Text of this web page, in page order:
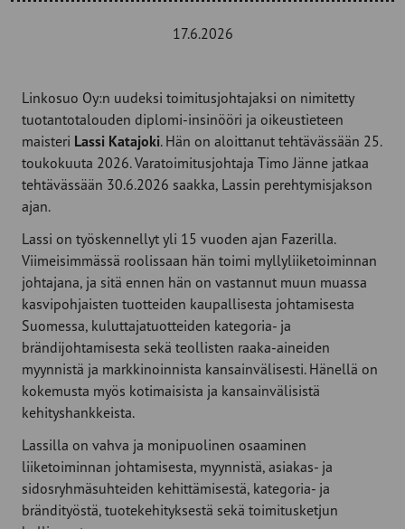
17.6.2026
Linkosuo Oy:n uudeksi toimitusjohtajaksi on nimitetty
tuotantotalouden diplomi-insinööri ja oikeustieteen
maisteri Lassi Katajoki. Hän on aloittanut tehtävässään 25.
toukokuuta 2026. Varatoimitusjohtaja Timo Jänne jatkaa
tehtävässään 30.6.2026 saakka, Lassin perehtymisjakson
ajan.
Lassi on työskennellyt yli 15 vuoden ajan Fazerilla.
Viimeisimmässä roolissaan hän toimi myllyliiketoiminnan
johtajana, ja sitä ennen hän on vastannut muun muassa
kasvipohjaisten tuotteiden kaupallisesta johtamisesta
Suomessa, kuluttajatuotteiden kategoria- ja
brändijohtamisesta sekä teollisten raaka-aineiden
myynnistä ja markkinoinnista kansainvälisesti. Hänellä on
kokemusta myös kotimaisista ja kansainvälisistä
kehityshankkeista.
Lassilla on vahva ja monipuolinen osaaminen
liiketoiminnan johtamisesta, myynnistä, asiakas- ja
sidosryhmäsuhteiden kehittämisestä, kategoria- ja
brändityöstä, tuotekehityksestä sekä toimitusketjun